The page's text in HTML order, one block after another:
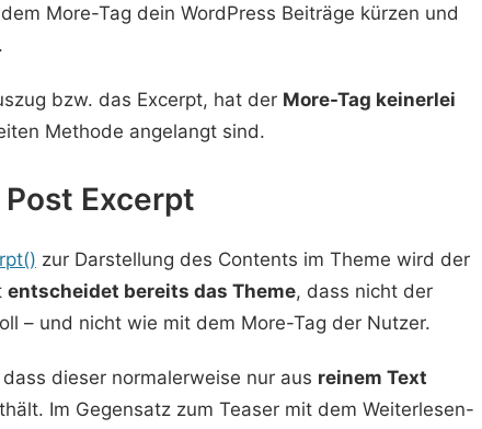
More-Tag dein WordPress Beiträge kürzen und
bzw. das Excerpt, hat der More-Tag keinerlei
Methode angelangt sind.
Excerpt
zur Darstellung des Contents im Theme wird der
entscheidet bereits das Theme, dass nicht der
– und nicht wie mit dem More-Tag der Nutzer.
dieser normalerweise nur aus reinem Text
Im Gegensatz zum Teaser mit dem Weiterlesen-